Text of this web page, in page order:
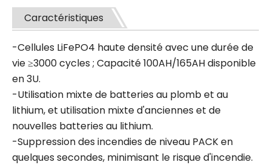
Caractéristiques
-Cellules LiFePO4 haute densité avec une durée de
vie ≥3000 cycles ; Capacité 100AH/165AH disponible
en 3U.
-Utilisation mixte de batteries au plomb et au
lithium, et utilisation mixte d'anciennes et de
nouvelles batteries au lithium.
-Suppression des incendies de niveau PACK en
quelques secondes, minimisant le risque d'incendie.